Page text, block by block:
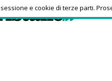
e cookie di terze parti.